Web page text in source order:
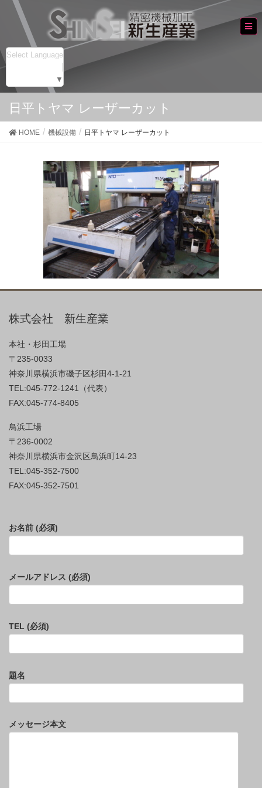
Select Language
▼
日平トヤマ レーザーカット
HOME 機械設備 日平トヤマ レーザーカット
株式会社 新生産業
本社・杉田工場
〒235-0033
神奈川県横浜市磯子区杉田4-1-21
TEL:045-772-1241（代表）
FAX:045-774-8405
鳥浜工場
〒236-0002
神奈川県横浜市金沢区鳥浜町14-23
TEL:045-352-7500
FAX:045-352-7501
お名前 (必須)
メールアドレス (必須)
TEL (必須)
題名
メッセージ本文